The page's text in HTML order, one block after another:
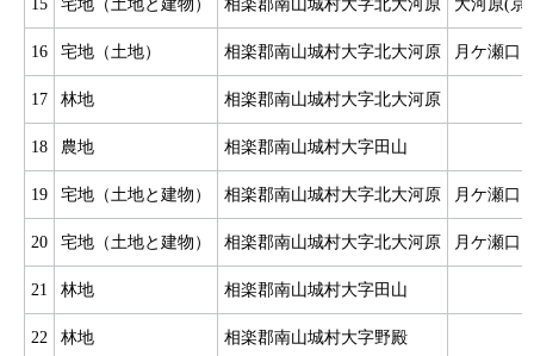
15 宅地（土地と建物） 相楽郡南山城村大字北大河原 大河原(京
16 宅地（土地） 相楽郡南山城村大字北大河原 月ケ瀬口
17 林地 相楽郡南山城村大字北大河原
18 農地 相楽郡南山城村大字田山
19 宅地（土地と建物） 相楽郡南山城村大字北大河原 月ケ瀬口
20 宅地（土地と建物） 相楽郡南山城村大字北大河原 月ケ瀬口
21 林地 相楽郡南山城村大字田山
22 林地 相楽郡南山城村大字野殿